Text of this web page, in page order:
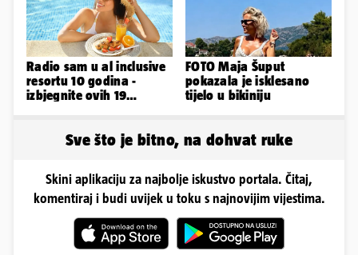
Radio sam u al inclusive
resortu 10 godina -
izbjegnite ovih 19
FOTO Maja Šuput
pokazala je isklesano
tijelo u bikiniju
Sve što je bitno, na dohvat ruke
Skini aplikaciju za najbolje iskustvo portala. Čitaj,
komentiraj i budi uvijek u toku s najnovijim vijestima.